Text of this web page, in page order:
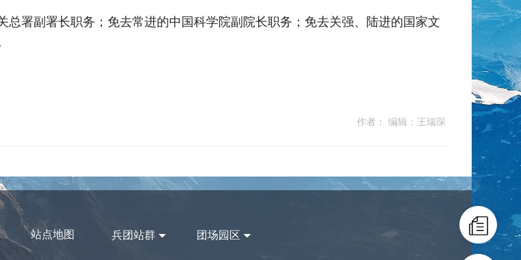
署副署长职务；免去常进的中国科学院副院长职务；免去关强、陆进的国家文
作者： 编辑：王瑞琛
站点地图 兵团站群 团场园区